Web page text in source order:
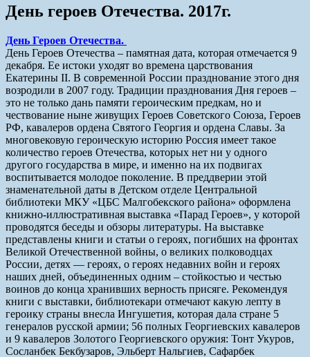
День героев Отечества. 2017г.
День Героев Отечества.
День Героев Отечества – памятная дата, которая отмечается 9
декабря. Ее истоки уходят во времена царствования
Екатерины II. В современной России празднование этого дня
возродили в 2007 году. Традиции празднования Дня героев –
это не только дань памяти героическим предкам, но и
чествование ныне живущих Героев Советского Союза, Героев
РФ, кавалеров ордена Святого Георгия и ордена Славы. За
многовековую героическую историю Россия имеет такое
количество героев Отечества, которых нет ни у одного
другого государства в мире, и именно на их подвигах
воспитывается молодое поколение. В преддверии этой
знаменательной даты в Детском отделе Центральной
библиотеки МКУ «ЦБС Малгобекского района» оформлена
книжно-иллюстративная выставка «Парад Героев», у которой
проводятся беседы и обзоры литературы. На выставке
представлены книги и статьи о героях, погибших на фронтах
Великой Отечественной войны, о великих полководцах
России, детях — героях, о героях недавних войн и героях
наших дней, объединенных одним – стойкостью и честью
воинов до конца хранивших верность присяге. Рекомендуя
книги с выставки, библиотекари отмечают какую лепту в
героику страны внесла Ингушетия, которая дала стране 5
генералов русской армии; 56 полных Георгиевских кавалеров
и 9 кавалеров Золотого Георгиевского оружия: Тонт Укуров,
Сосланбек Бекбузаров, Эльберт Нальгиев, Сафарбек